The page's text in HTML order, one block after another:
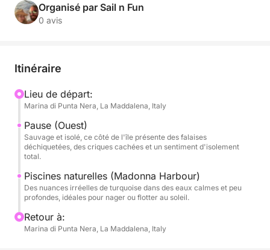
piscines naturelles de Porto della Madonna, cette
excursion vous plongera dans les décors les plus
Au départ de Marina di Punta Nera, nous mettrons le
criques cachées, des falaises escarpées et une
nature sauvage à l'état pur. La côte semble presque
préhistorique, avec ses formations granitiques et ses
eaux d'un vert profond. De là, nous naviguerons
vers les piscines naturelles magiques, une formation
Santa Maria. Ces eaux peu profondes et scintillantes
sont si claires et bleues qu'elles semblent à peine
réelles : parfaites pour flotter, faire de la plongée
avec tuba ou simplement admirer la beauté depuis le
Organisé par Sail n Fun
0 avis
Itinéraire
Lieu de départ:
Marina di Punta Nera, La Maddalena, Italy
Pause (Ouest)
Sauvage et isolé, ce côté de l'île présente des falaises
déchiquetées, des criques cachées et un sentiment d'isolement
total.
Piscines naturelles (Madonna Harbour)
Des nuances irréelles de turquoise dans des eaux calmes et peu
profondes, idéales pour nager ou flotter au soleil.
Retour à:
Marina di Punta Nera, La Maddalena, Italy